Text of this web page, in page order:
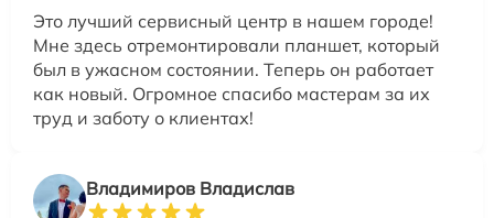
Это лучший сервисный центр в нашем городе!
Мне здесь отремонтировали планшет, который
был в ужасном состоянии. Теперь он работает
как новый. Огромное спасибо мастерам за их
труд и заботу о клиентах!
Владимиров Владислав